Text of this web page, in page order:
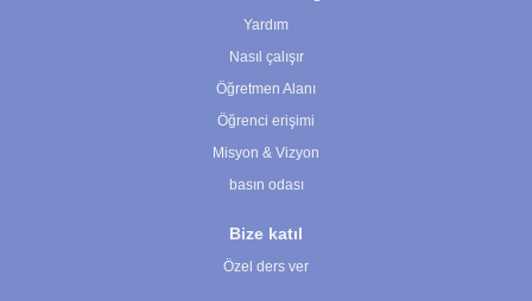
Yardım
Nasıl çalışır
Öğretmen Alanı
Öğrenci erişimi
Misyon & Vizyon
basın odası
Bize katıl
Özel ders ver